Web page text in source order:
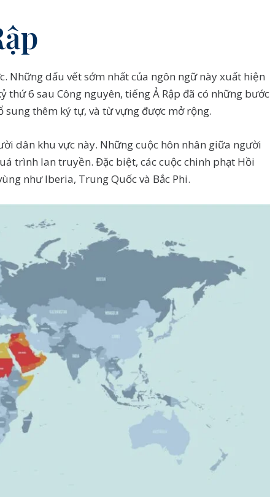
Những dấu vết sớm nhất của ngôn ngữ này xuất hiện
6 sau Công nguyên, tiếng Ả Rập đã có những bước
thêm ký tự, và từ vựng được mở rộng.
dân khu vực này. Những cuộc hôn nhân giữa người
trình lan truyền. Đặc biệt, các cuộc chinh phạt Hồi
như Iberia, Trung Quốc và Bắc Phi.